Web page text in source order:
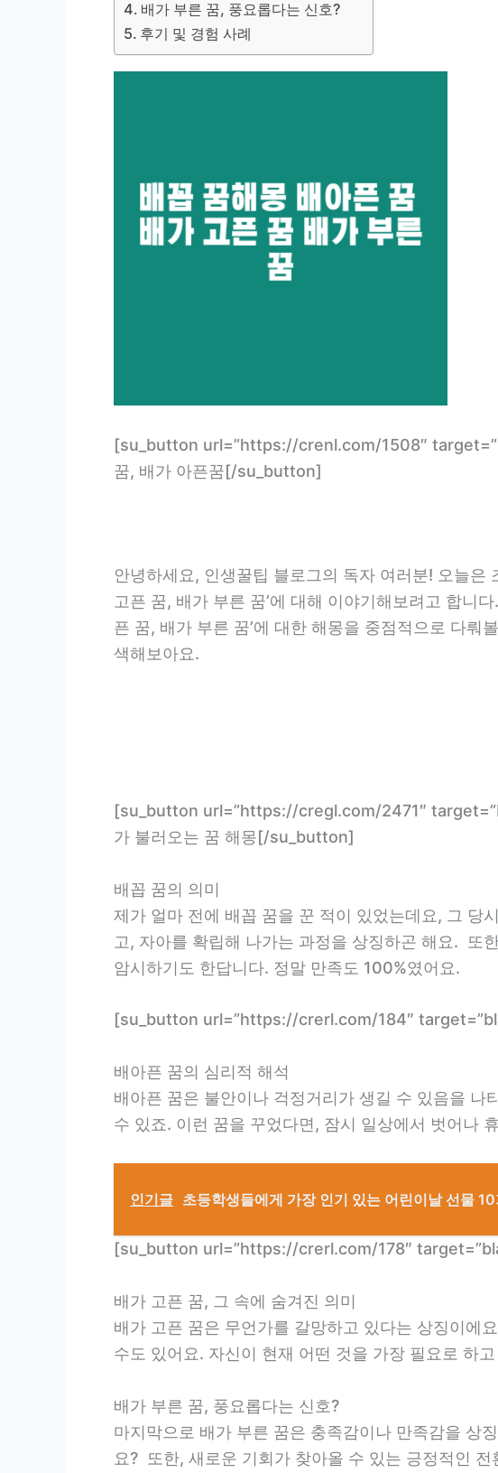
배가 부른 꿈, 풍요롭다는 신호?
후기 및 경험 사례
[su_button url=”https://crenl.com/1508″
꿈, 배가 아픈꿈[/su_button]
안녕하세요, 인생꿀팁 블로그의 독자 여러분! 오늘은
고픈 꿈, 배가 부른 꿈’에 대해 이야기해보려고 합니
픈 꿈, 배가 부른 꿈’에 대한 해몽을 중점적으로 다
색해보아요.
[su_button url=”https://cregl.com/2471″
가 불러오는 꿈 해몽[/su_button]
배꼽 꿈의 의미
제가 얼마 전에 배꼽 꿈을 꾼 적이 있었는데요, 그 당
고, 자아를 확립해 나가는 과정을 상징하곤 해요. 또
암시하기도 한답니다. 정말 만족도 100%였어요.
[su_button url=”https://crerl.com/184″
배아픈 꿈의 심리적 해석
배아픈 꿈은 불안이나 걱정거리가 생길 수 있음을
수 있죠. 이런 꿈을 꾸었다면, 잠시 일상에서 벗어나
인기글 초등학생들에게 가장 인기 있는 어린이날 선물
[su_button url=”https://crerl.com/178″
배가 고픈 꿈, 그 속에 숨겨진 의미
배가 고픈 꿈은 무언가를 갈망하고 있다는 상징이에
수도 있어요. 자신이 현재 어떤 것을 가장 필요로 하
배가 부른 꿈, 풍요롭다는 신호?
마지막으로 배가 부른 꿈은 충족감이나 만족감을 상
요? 또한, 새로운 기회가 찾아올 수 있는 긍정적인